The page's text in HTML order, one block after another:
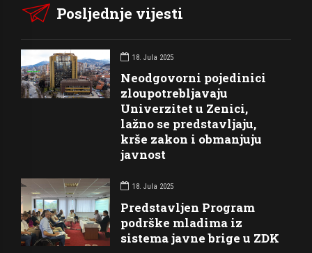
Posljednje vijesti
18. Jula 2025
Neodgovorni pojedinici
zloupotrebljavaju
Univerzitet u Zenici,
lažno se predstavljaju,
krše zakon i obmanjuju
javnost
18. Jula 2025
Predstavljen Program
podrške mladima iz
sistema javne brige u ZDK